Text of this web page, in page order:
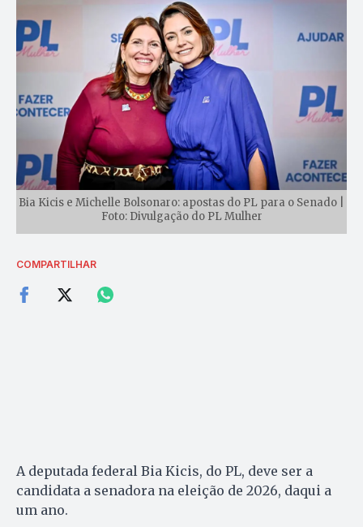
Bia Kicis e Michelle Bolsonaro: apostas do PL para o Senado |
Foto: Divulgação do PL Mulher
COMPARTILHAR
A deputada federal Bia Kicis, do PL, deve ser a
candidata a senadora na eleição de 2026, daqui a
um ano.